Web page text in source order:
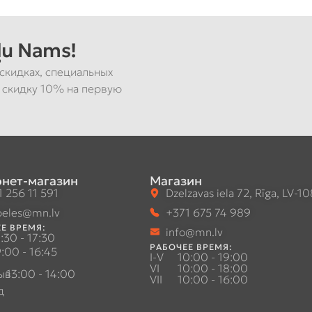
Nams!
специальных
10% на первую
магазин
256 11 591
ВРЕМЯ:
- 17:30
- 16:45
13:00 - 14:00
Магазин
Dzelzavas iela 72, Rīga, LV-
+371 675 74 989
info@mn.lv
РАБОЧЕЕ ВРЕМЯ:
I-V
10:00 - 19:00
VI
10:00 - 18:00
VII
10:00 - 16:00